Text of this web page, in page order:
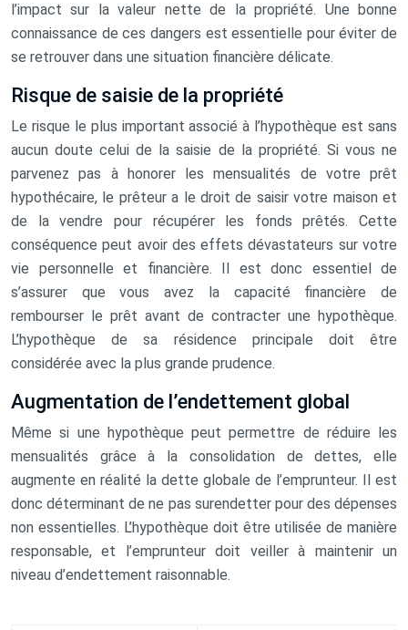
l’impact sur la valeur nette de la propriété. Une bonne
connaissance de ces dangers est essentielle pour éviter de
se retrouver dans une situation financière délicate.
Risque de saisie de la propriété
Le risque le plus important associé à l’hypothèque est sans
aucun doute celui de la saisie de la propriété. Si vous ne
parvenez pas à honorer les mensualités de votre prêt
hypothécaire, le prêteur a le droit de saisir votre maison et
de la vendre pour récupérer les fonds prêtés. Cette
conséquence peut avoir des effets dévastateurs sur votre
vie personnelle et financière. Il est donc essentiel de
s’assurer que vous avez la capacité financière de
rembourser le prêt avant de contracter une hypothèque.
L’hypothèque de sa résidence principale doit être
considérée avec la plus grande prudence.
Augmentation de l’endettement global
Même si une hypothèque peut permettre de réduire les
mensualités grâce à la consolidation de dettes, elle
augmente en réalité la dette globale de l’emprunteur. Il est
donc déterminant de ne pas surendetter pour des dépenses
non essentielles. L’hypothèque doit être utilisée de manière
responsable, et l’emprunteur doit veiller à maintenir un
niveau d’endettement raisonnable.